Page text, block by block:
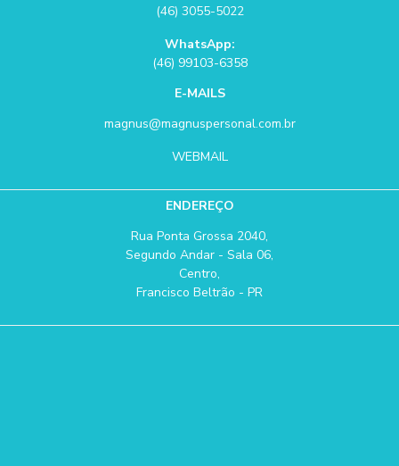
(46) 3055-5022
WhatsApp:
(46) 99103-6358
E-MAILS
magnus@magnuspersonal.com.br
WEBMAIL
ENDEREÇO
Rua Ponta Grossa 2040,
Segundo Andar - Sala 06,
Centro,
Francisco Beltrão - PR